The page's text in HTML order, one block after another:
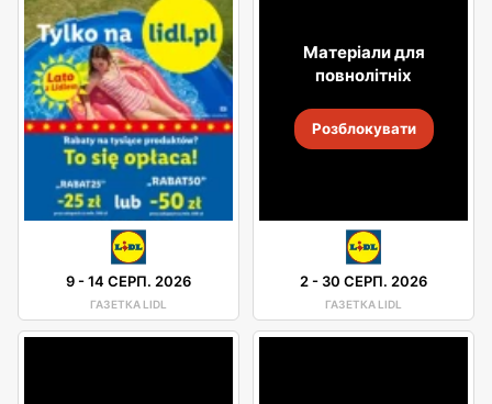
9-14 СЕРП. 2026
ГАЗЕТКА LIDL
Матеріали для
повнолітніх
Розблокувати
2- 30 СЕРП. 2026
ГАЗЕТКА LIDL